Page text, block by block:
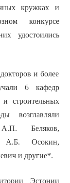
кружках и
конкурсе
удостоились
и более
6 кафедр
строительных
возглавляли
Беляков,
А.Б. Осокин,
и другие*.
Эстонии